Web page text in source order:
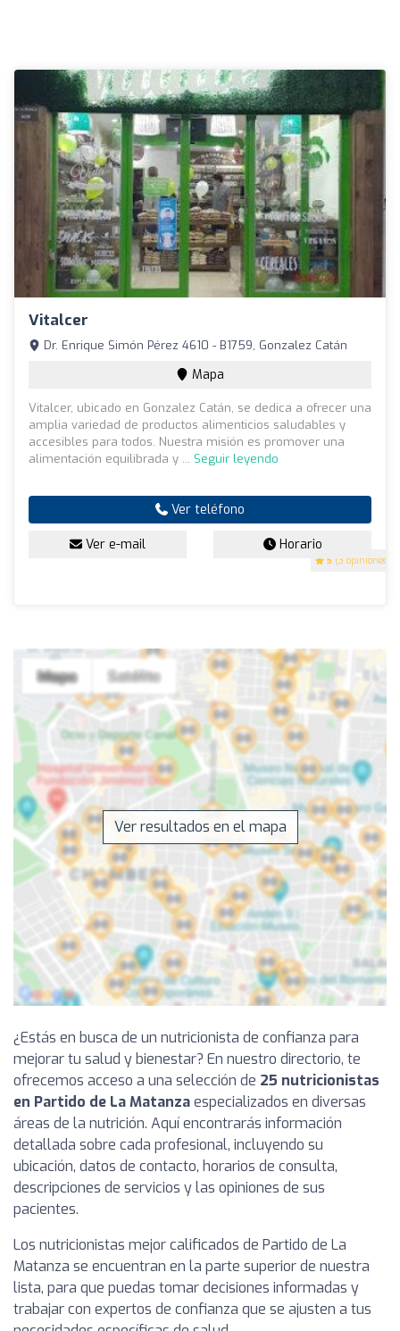
Vitalcer
5 (3 opiniones)
Dr. Enrique Simón Pérez 4610 - B1759, Gonzalez Catán
Mapa
Vitalcer, ubicado en Gonzalez Catán, se dedica a ofrecer una
amplia variedad de productos alimenticios saludables y
accesibles para todos. Nuestra misión es promover una
alimentación equilibrada y ... Seguir leyendo
Ver teléfono
Ver e-mail Horario
Ver resultados en el mapa
¿Estás en busca de un nutricionista de confianza para
mejorar tu salud y bienestar? En nuestro directorio, te
ofrecemos acceso a una selección de 25 nutricionistas
en Partido de La Matanzaespecializados en diversas
áreas de la nutrición. Aquí encontrarás información
detallada sobre cada profesional, incluyendo su
ubicación, datos de contacto, horarios de consulta,
descripciones de servicios y las opiniones de sus
pacientes.
Los nutricionistas mejor calificados de Partido de La
Matanza se encuentran en la parte superior de nuestra
lista, para que puedas tomar decisiones informadas y
trabajar con expertos de confianza que se ajusten a tus